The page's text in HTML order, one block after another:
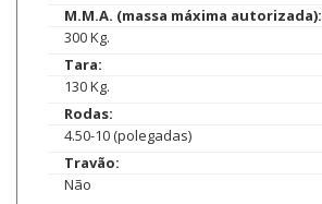
M.M.A. (massa máxima autorizada):
300 Kg.
Tara:
130 Kg.
Rodas:
4.50-10 (polegadas)
Travão:
Não